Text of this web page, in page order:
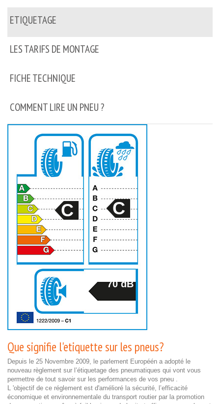
ETIQUETAGE
LES TARIFS DE MONTAGE
FICHE TECHNIQUE
COMMENT LIRE UN PNEU ?
C C
70 dB
Que signifie l'etiquette sur les pneus?
Depuis le 25 Novembre 2009, le parlement Européén a adopté le
nouveau règlement sur l’étiquetage des pneumatiques qui vont vous
permettre de tout savoir sur les performances de vos pneu .
L 'objectif de ce réglement est d'amélioré la sécurité, l’efficacité
économique et environnementale du transport routier par la promotion